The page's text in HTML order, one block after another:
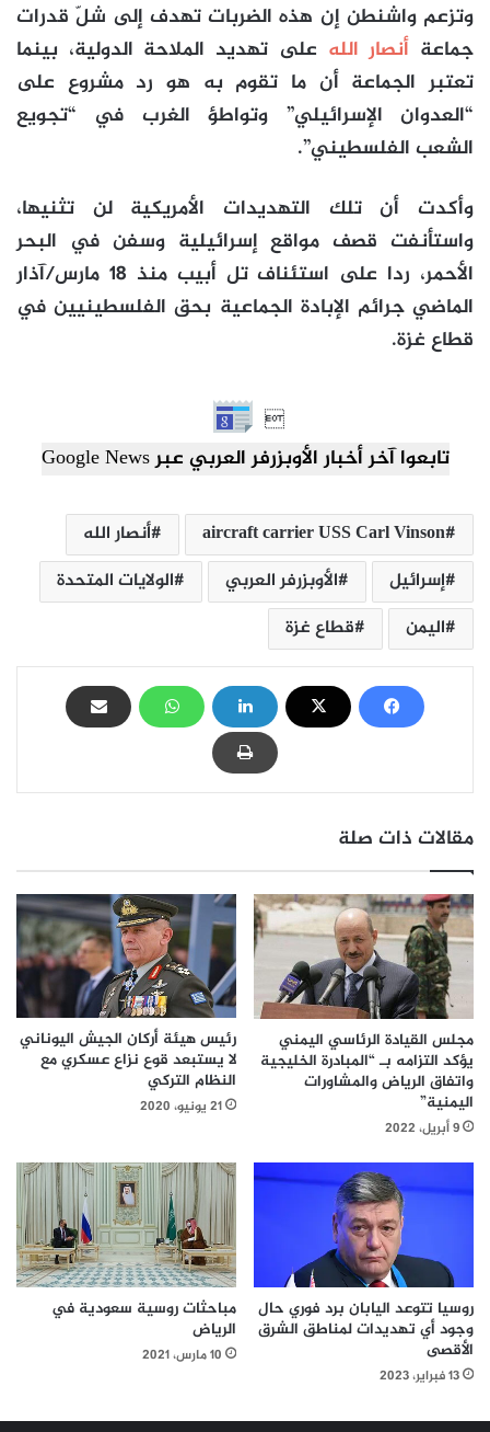
وتزعم واشنطن إن هذه الضربات تهدف إلى شلّ قدرات
جماعة أنصار الله على تهديد الملاحة الدولية، بينما
تعتبر الجماعة أن ما تقوم به هو رد مشروع على
“العدوان الإسرائيلي” وتواطؤ الغرب في “تجويع
الشعب الفلسطيني”.
وأكدت أن تلك التهديدات الأمريكية لن تثنيها،
واستأنفت قصف مواقع إسرائيلية وسفن في البحر
الأحمر، ردا على استئناف تل أبيب منذ 18 مارس/آذار
الماضي جرائم الإبادة الجماعية بحق الفلسطينيين في
قطاع غزة.

تابعوا آخر أخبار الأوبزرفر العربي عبر Google News
aircraft carrier USS Carl Vinson
أنصار الله
إسرائيل
الأوبزرفر العربي
الولايات المتحدة
اليمن
قطاع غزة
مقالات ذات صلة
مجلس القيادة الرئاسي اليمني
يؤكد التزامه بـ “المبادرة الخليجية
واتفاق الرياض والمشاورات
اليمنية”
9 أبريل، 2022
رئيس هيئة أركان الجيش اليوناني
لا يستبعد قوع نزاع عسكري مع
النظام التركي
21 يونيو، 2020
روسيا تتوعد اليابان برد فوري حال
وجود أي تهديدات لمناطق الشرق
الأقصى
13 فبراير، 2023
مباحثات روسية سعودية في
الرياض
10 مارس، 2021